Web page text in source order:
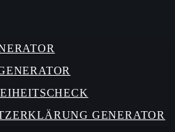
GENERATOR